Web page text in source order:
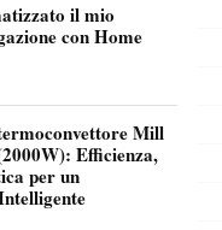
il mio
con Home
Mill
Efficienza,
per un